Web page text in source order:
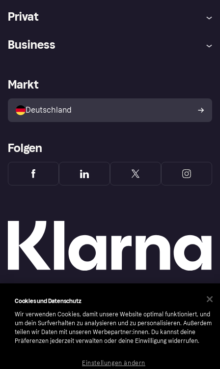
Privat
Klarna App
Shops entdecken
Käuferschutzrichtlinie
Dein Widerrufsrecht
Business
Händlerportal
Markt
Deutschland
Folgen
Copyright © 2005-2026 Klarna Bank AB (publ). Headquarters: Stockholm, Sweden. All
rights reserved. Klarna Bank AB (publ). Sveavägen 46, 111 34 Stockholm. Organization
NutzungsbedingungenCookiesKlarna.com
Cookies und Datenschutz
Wir verwenden Cookies, damit unsere Website optimal funktioniert, und
um dein Surfverhalten zu analysieren und zu personalisieren. Außerdem
teilen wir Daten mit unseren Werbepartner:innen. Du kannst deine
Präferenzen jederzeit verwalten oder deine Einwilligung widerrufen.
Einstellungen ändern